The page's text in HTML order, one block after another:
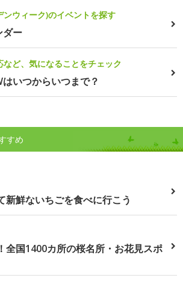
ンウィーク)のイベントを探す
ダー
ど、気になることをチェック
いつからいつまで？
すめ
新鮮ないちごを食べに行こう
全国1400カ所の桜名所・お花見スポ